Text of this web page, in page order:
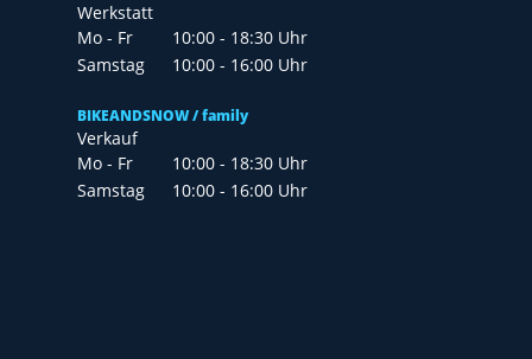
Werkstatt
Mo - Fr
10:00 - 18:30 Uhr
Samstag
10:00 - 16:00 Uhr
BIKEANDSNOW / family
Verkauf
Mo - Fr
10:00 - 18:30 Uhr
Samstag
10:00 - 16:00 Uhr